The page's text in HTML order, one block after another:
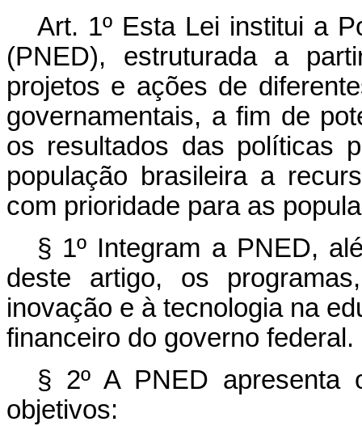
Art. 1º Esta Lei institui a
(PNED), estruturada a
projetos e ações de
governamentais, a fim de
os resultados das políticas
população brasileira a
com prioridade para as
§ 1º Integram a PNED,
deste artigo, os
inovação e à tecnologia na
financeiro do governo federal.
§ 2º A PNED apresenta
objetivos: